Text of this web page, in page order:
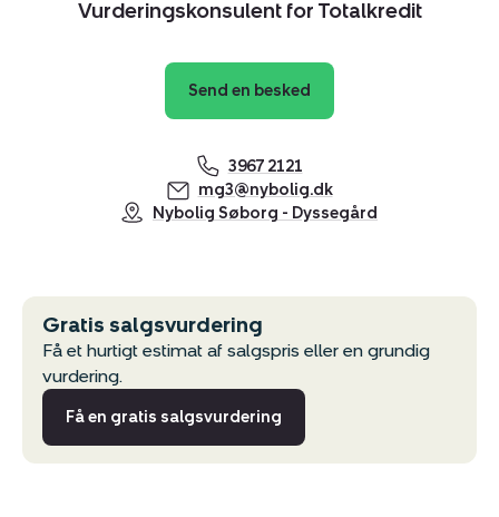
Vurderingskonsulent for Totalkredit
Send en besked
3967 2121
mg3@nybolig.dk
Nybolig Søborg - Dyssegård
Gratis salgsvurdering
Få et hurtigt estimat af salgspris eller en grundig
vurdering.
Få en gratis salgsvurdering
Kopier link